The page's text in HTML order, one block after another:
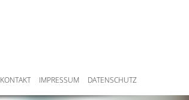
KONTAKT IMPRESSUM DATENSCHUTZ